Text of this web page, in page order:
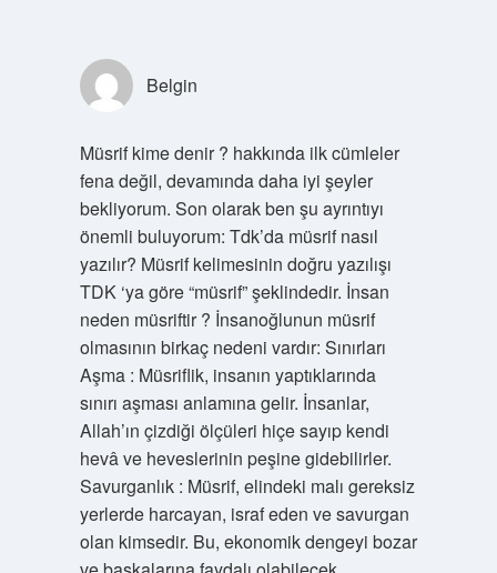
Belgin
Müsrif kime denir ? hakkında ilk cümleler
fena değil, devamında daha iyi şeyler
bekliyorum. Son olarak ben şu ayrıntıyı
önemli buluyorum: Tdk’da müsrif nasıl
yazılır? Müsrif kelimesinin doğru yazılışı
TDK ‘ya göre “müsrif” şeklindedir. İnsan
neden müsriftir ? İnsanoğlunun müsrif
olmasının birkaç nedeni vardır: Sınırları
Aşma : Müsriflik, insanın yaptıklarında
sınırı aşması anlamına gelir. İnsanlar,
Allah’ın çizdiği ölçüleri hiçe sayıp kendi
hevâ ve heveslerinin peşine gidebilirler.
Savurganlık : Müsrif, elindeki malı gereksiz
yerlerde harcayan, israf eden ve savurgan
olan kimsedir. Bu, ekonomik dengeyi bozar